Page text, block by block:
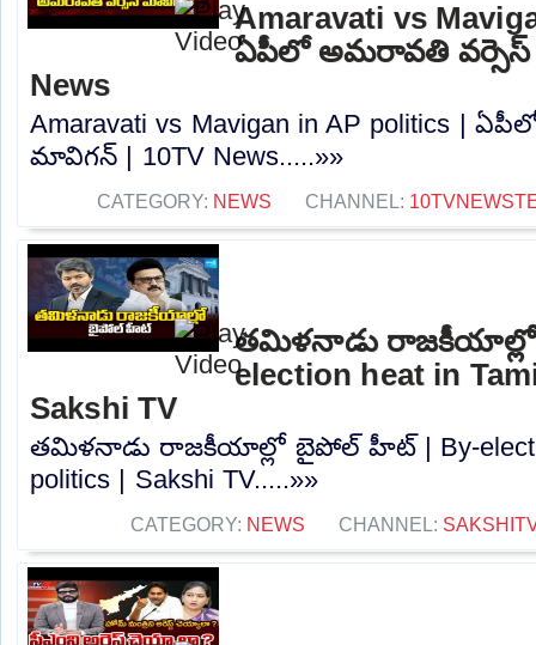
Amaravati vs
ఏపీలో అమరావతి వర్సెస్
News
Amaravati vs Mavigan in AP politics |
మావిగన్ | 10TV News.....»»
CATEGORY: NEWS CHANNEL:
తమిళనాడు రాజకీయాల్లో
election heat in
Sakshi TV
తమిళనాడు రాజకీయాల్లో బైపోల్ హీట్ | By-
politics | Sakshi TV.....»»
CATEGORY: NEWS CHANNEL: